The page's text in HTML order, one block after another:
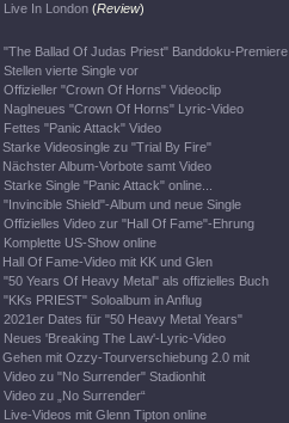
Live In London (Review)
"The Ballad Of Judas Priest" Banddoku-Premiere
Stellen vierte Single vor
Offizieller "Crown Of Horns" Videoclip
Naglneues "Crown Of Horns" Lyric-Video
Fettes "Panic Attack" Video
Starke Videosingle zu "Trial By Fire"
Nächster Album-Vorbote samt Video
Starke Single "Panic Attack" online...
"Invincible Shield"-Album und neue Single
Offizielles Video zur "Hall Of Fame"-Ehrung
Komplette US-Show online
Hall Of Fame-Video mit KK und Glen
"50 Years Of Heavy Metal" als offizielles Buch
"KKs PRIEST" Soloalbum in Anflug
2021er Dates für "50 Heavy Metal Years"
Neues 'Breaking The Law'-Lyric-Video
Gehen mit Ozzy-Tourverschiebung 2.0 mit
Video zu "No Surrender" Stadionhit
Video zu „No Surrender“
Live-Videos mit Glenn Tipton online